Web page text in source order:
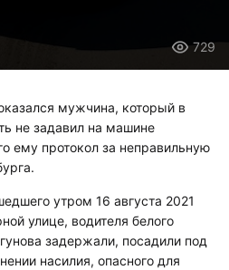
729
мужчина, который в
не задавил на машине
ему протокол за неправильную
утром 16 августа 2021
улице, водителя белого
задержали, посадили под
насилия, опасного для